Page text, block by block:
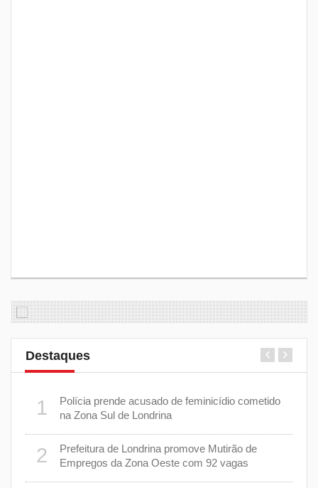
Destaques
1
Polícia prende acusado de feminicídio cometido
na Zona Sul de Londrina
2
Prefeitura de Londrina promove Mutirão de
Empregos da Zona Oeste com 92 vagas